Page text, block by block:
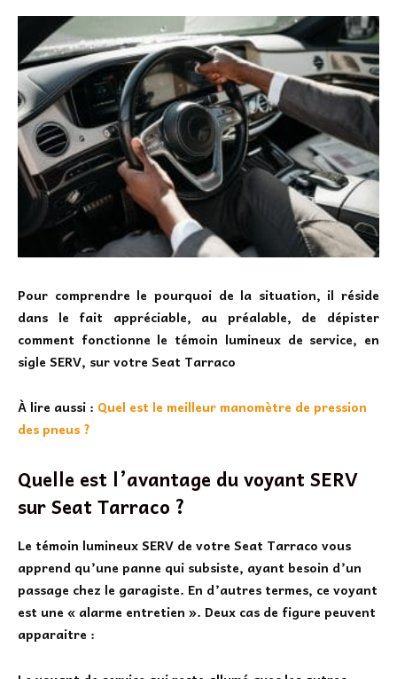
Pour comprendre le pourquoi de la situation, il réside
dans le fait appréciable, au préalable, de dépister
comment fonctionne le témoin lumineux de service, en
sigle SERV, sur votre Seat Tarraco
À lire aussi : Quel est le meilleur manomètre de pression
des pneus ?
Quelle est l’avantage du voyant SERV
sur Seat Tarraco ?
Le témoin lumineux SERV de votre Seat Tarraco vous
apprend qu’une panne qui subsiste, ayant besoin d’un
passage chez le garagiste. En d’autres termes, ce voyant
est une « alarme entretien ». Deux cas de figure peuvent
apparaitre :